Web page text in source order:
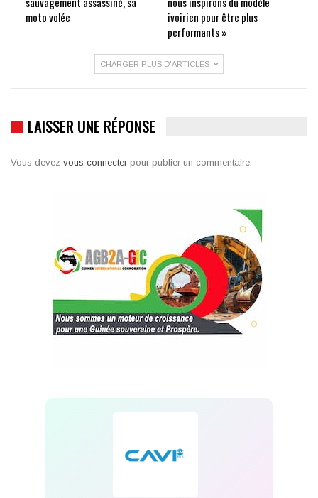
moto volée
ivoirien pour être plus
performants »
CHARGER PLUS D'ARTICLES
LAISSER UNE RÉPONSE
Vous devez vous connecter pour publier un commentaire.